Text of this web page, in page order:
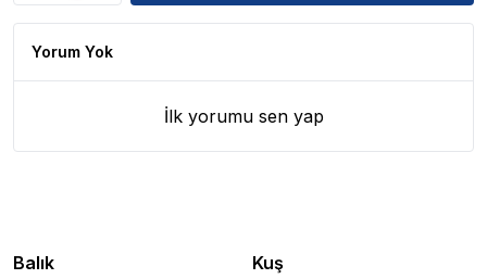
Yorum Yok
İlk yorumu sen yap
Balık Kuş